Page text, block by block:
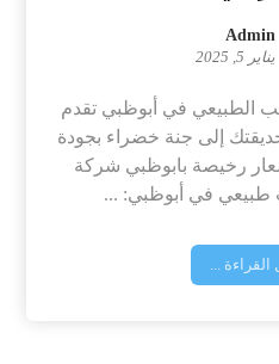
Admin
يناير 5, 2025
الطبيعي في أبوظبي تقدم
إلى جنة خضراء بجودة
رخيصة بابوظبي شركة
في أبوظبي: ...
القراءة ...